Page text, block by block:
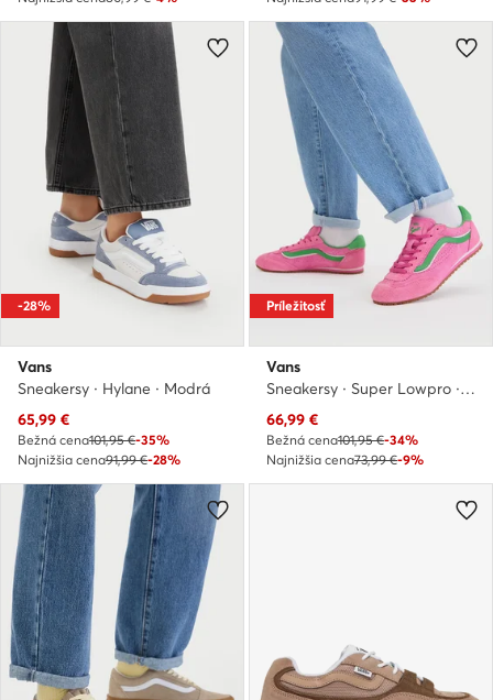
-28%
Vans
Sneakersy · Hylane · Modrá
Aktuálna cena
65,99 €
Bežná cena101,95 €-35%
Najnižšia cena91,99 €-28%
Príležitosť
Vans
Sneakersy · Super Lowpro · Ružová
Aktuálna cena
66,99 €
Bežná cena101,95 €-34%
Najnižšia cena73,99 €-9%